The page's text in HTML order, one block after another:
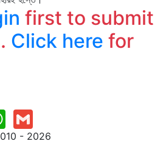
first to submit
Click here for
- 2026